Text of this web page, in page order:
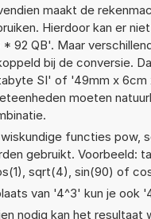
maakt de
Hierdoor kan er
92 QB'. Maar
bij de conversie.
SI' of '49mm x 6cm
moeten
functies pow,
gebruikt. Voorbeeld:
sqrt(4), sin(90) of
van '4^3' kun je ook
nodig kan het resultaat